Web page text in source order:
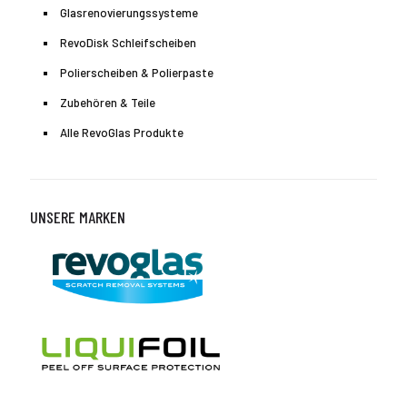
Glasrenovierungssysteme
RevoDisk Schleifscheiben
Polierscheiben & Polierpaste
Zubehören & Teile
Alle RevoGlas Produkte
UNSERE MARKEN